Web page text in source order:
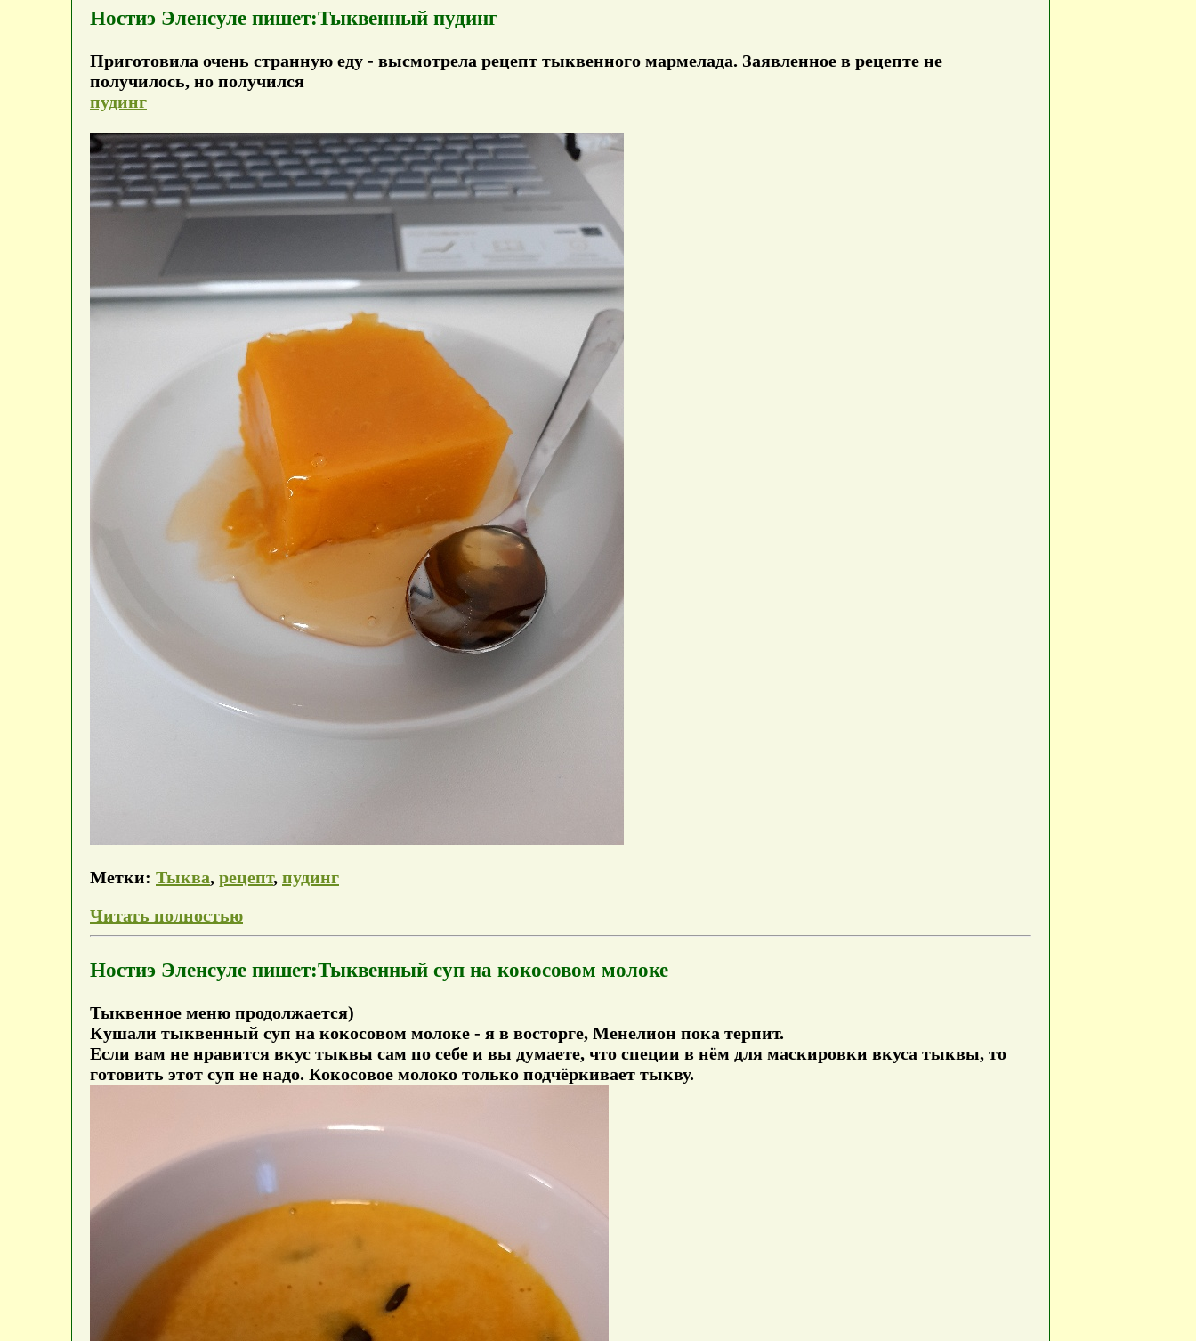
Ностиэ Эленсуле пишет:Тыквенный пудинг
Приготовила очень странную еду - высмотрела рецепт тыквенного мармелада. Заявленное в рецепте не
получилось, но получился
пудинг
Метки: Тыква, рецепт, пудинг
Читать полностью
Ностиэ Эленсуле пишет:Тыквенный суп на кокосовом молоке
Тыквенное меню продолжается)
Кушали тыквенный суп на кокосовом молоке - я в восторге, Менелион пока терпит.
Если вам не нравится вкус тыквы сам по себе и вы думаете, что специи в нём для маскировки вкуса тыквы, то
готовить этот суп не надо. Кокосовое молоко только подчёркивает тыкву.